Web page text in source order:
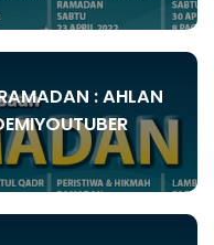
: AHLAN